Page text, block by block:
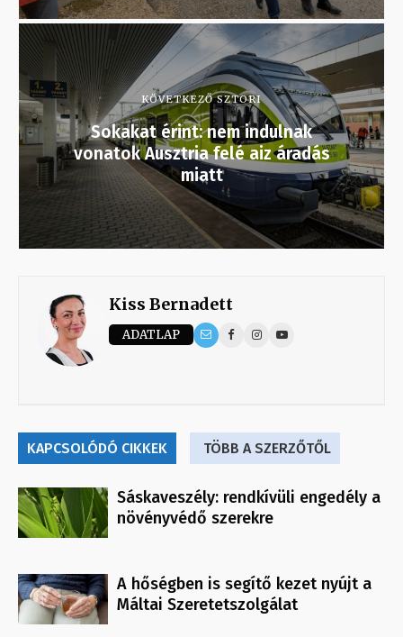
KÖVETKEZŐ SZTORI
Sokakat érint: nem indulnak
vonatok Ausztria felé aiz áradás
miatt
Kiss Bernadett
ADATLAP
KAPCSOLÓDÓ CIKKEK TÖBB A SZERZŐTŐL
Sáskaveszély: rendkívüli engedély a
növényvédő szerekre
A hőségben is segítő kezet nyújt a
Máltai Szeretetszolgálat